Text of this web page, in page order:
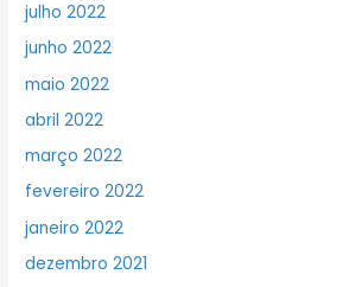
julho 2022
junho 2022
maio 2022
abril 2022
março 2022
fevereiro 2022
janeiro 2022
dezembro 2021